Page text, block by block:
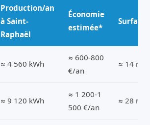
Production/an
à Saint-
Raphaël
Économie
estimée*
Surface
≈ 4 560 kWh
≈ 600-800
€/an
≈ 14 m²
≈ 9 120 kWh
≈ 1 200-1
500 €/an
≈ 28 m²